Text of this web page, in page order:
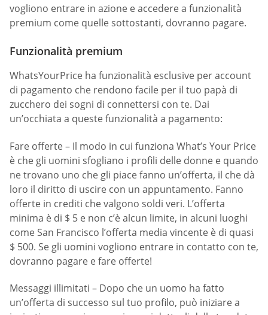
vogliono entrare in azione e accedere a funzionalità
premium come quelle sottostanti, dovranno pagare.
Funzionalità premium
WhatsYourPrice ha funzionalità esclusive per account
di pagamento che rendono facile per il tuo papà di
zucchero dei sogni di connettersi con te. Dai
un’occhiata a queste funzionalità a pagamento:
Fare offerte – Il modo in cui funziona What’s Your Price
è che gli uomini sfogliano i profili delle donne e quando
ne trovano uno che gli piace fanno un’offerta, il che dà
loro il diritto di uscire con un appuntamento. Fanno
offerte in crediti che valgono soldi veri. L’offerta
minima è di $ 5 e non c’è alcun limite, in alcuni luoghi
come San Francisco l’offerta media vincente è di quasi
$ 500. Se gli uomini vogliono entrare in contatto con te,
dovranno pagare e fare offerte!
Messaggi illimitati – Dopo che un uomo ha fatto
un’offerta di successo sul tuo profilo, può iniziare a